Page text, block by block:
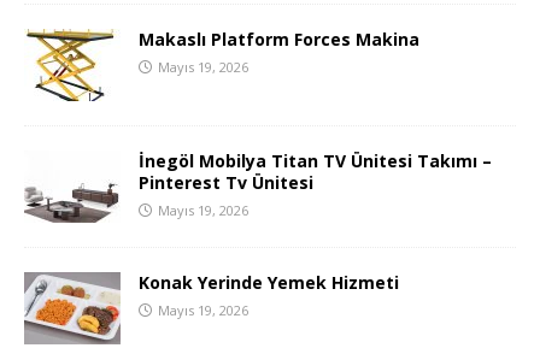
Makaslı Platform Forces Makina
Mayıs 19, 2026
İnegöl Mobilya Titan TV Ünitesi Takımı –
Pinterest Tv Ünitesi
Mayıs 19, 2026
Konak Yerinde Yemek Hizmeti
Mayıs 19, 2026